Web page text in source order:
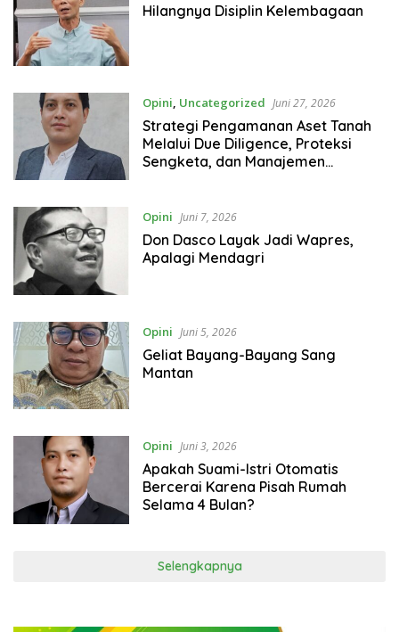
Hilangnya Disiplin Kelembagaan
Opini, Uncategorized Juni 27, 2026
Strategi Pengamanan Aset Tanah
Melalui Due Diligence, Proteksi
Sengketa, dan Manajemen
Indonesia
Opini Juni 7, 2026
Don Dasco Layak Jadi Wapres,
Apalagi Mendagri
Opini Juni 5, 2026
Geliat Bayang-Bayang Sang
Mantan
Opini Juni 3, 2026
Apakah Suami-Istri Otomatis
Bercerai Karena Pisah Rumah
Selama 4 Bulan?
Selengkapnya